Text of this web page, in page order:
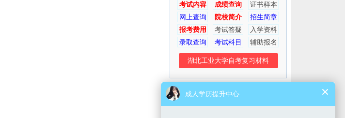
考试内容
成绩查询
证书样本
网上查询
院校简介
招生简章
报考费用
考试答疑
入学资料
录取查询
考试科目 辅助报名
湖北工业大学自考复习材料
考生交流群